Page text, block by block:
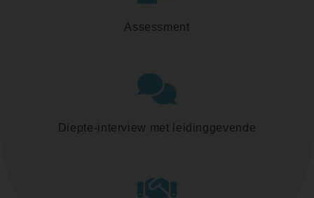
Assessment
Diepte-interview met leidinggevende